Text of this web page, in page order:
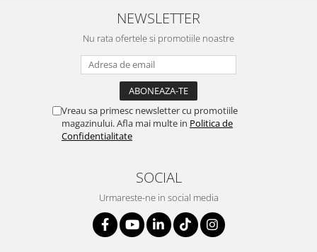
NEWSLETTER
Nu rata ofertele si promotiile noastre
Vreau sa primesc newsletter cu promotiile
magazinului. Afla mai multe in Politica de
Confidentialitate
SOCIAL
Urmareste-ne in social media